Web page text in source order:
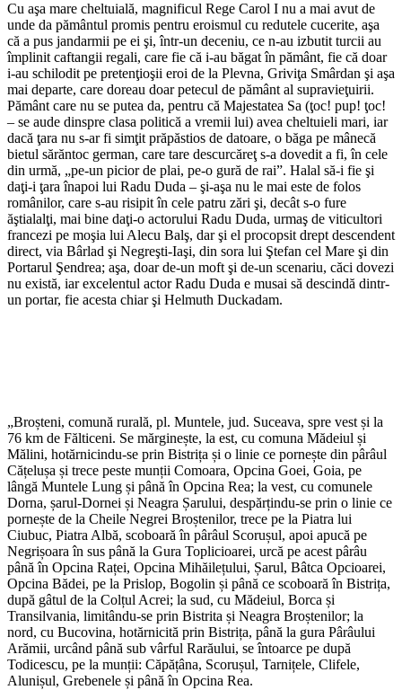
Cu aşa mare cheltuială, magnificul Rege Carol I nu a mai avut de
unde da pământul promis pentru eroismul cu redutele cucerite, aşa
că a pus jandarmii pe ei şi, într-un deceniu, ce n-au izbutit turcii au
împlinit caftangii regali, care fie că i-au băgat în pământ, fie că doar
i-au schilodit pe pretenţioşii eroi de la Plevna, Griviţa Smârdan şi aşa
mai departe, care doreau doar petecul de pământ al supravieţuirii.
Pământ care nu se putea da, pentru că Majestatea Sa (ţoc! pup! ţoc!
– se aude dinspre clasa politică a vremii lui) avea cheltuieli mari, iar
dacă ţara nu s-ar fi simţit prăpăstios de datoare, o băga pe mânecă
bietul sărăntoc german, care tare descurcăreţ s-a dovedit a fi, în cele
din urmă, „pe-un picior de plai, pe-o gură de rai”. Halal să-i fie şi
daţi-i ţara înapoi lui Radu Duda – şi-aşa nu le mai este de folos
românilor, care s-au risipit în cele patru zări şi, decât s-o fure
ăştialalţi, mai bine daţi-o actorului Radu Duda, urmaş de viticultori
francezi pe moşia lui Alecu Balş, dar şi el procopsit drept descendent
direct, via Bârlad şi Negreşti-Iaşi, din sora lui Ştefan cel Mare şi din
Portarul Şendrea; aşa, doar de-un moft şi de-un scenariu, căci dovezi
nu există, iar excelentul actor Radu Duda e musai să descindă dintr-
un portar, fie acesta chiar şi Helmuth Duckadam.
„Broșteni, comună rurală, pl. Muntele, jud. Suceava, spre vest și la
76 km de Fălticeni. Se mărginește, la est, cu comuna Mădeiul și
Mălini, hotărnicindu-se prin Bistrița și o linie ce pornește din pârâul
Cățelușa și trece peste munții Comoara, Opcina Goei, Goia, pe
lângă Muntele Lung și până în Opcina Rea; la vest, cu comunele
Dorna, șarul-Dornei și Neagra Șarului, despărțindu-se prin o linie ce
pornește de la Cheile Negrei Broștenilor, trece pe la Piatra lui
Ciubuc, Piatra Albă, scoboară în pârâul Scorușul, apoi apucă pe
Negrișoara în sus până la Gura Toplicioarei, urcă pe acest pârâu
până în Opcina Raței, Opcina Mihăilețului, Șarul, Bâtca Opcioarei,
Opcina Bădei, pe la Prislop, Bogolin și până ce scoboară în Bistrița,
după gâtul de la Colțul Acrei; la sud, cu Mădeiul, Borca și
Transilvania, limitându-se prin Bistrita și Neagra Broștenilor; la
nord, cu Bucovina, hotărnicită prin Bistrița, până la gura Pârâului
Arămii, urcând până sub vârful Rarăului, se întoarce pe după
Todicescu, pe la munții: Căpățâna, Scorușul, Tarnițele, Clifele,
Alunișul, Grebenele și până în Opcina Rea.